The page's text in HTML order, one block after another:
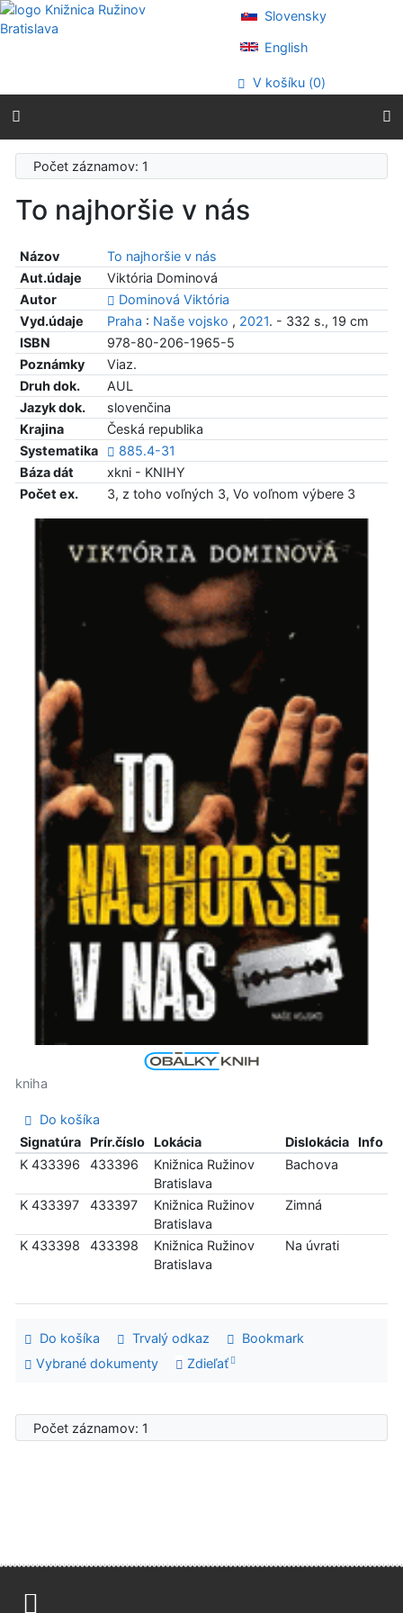
Prejsť na obsah
Prejsť na menu
Prehlásenie o webovej prístupnosti
Slovensky
English
V košíku (0)
Počet záznamov: 1
To najhoršie v nás
Názov
To najhoršie v nás
Aut.údaje
Viktória Dominová
Autor
Dominová Viktória
Vyd.údaje
Praha : Naše vojsko , 2021. - 332 s., 19 cm
ISBN
978-80-206-1965-5
Poznámky
Viaz.
Druh dok.
AUL
Jazyk dok.
slovenčina
Krajina
Česká republika
Systematika
885.4-31
Báza dát
xkni - KNIHY
Počet ex.
3, z toho voľných 3, Vo voľnom výbere 3
kniha
Do košíka
Signatúra
Prír.číslo Lokácia Dislokácia
Info
K 433396
433396
Knižnica Ružinov
Bratislava
Bachova
K 433397 433397
Knižnica Ružinov
Bratislava
Zimná
K 433398 433398
Knižnica Ružinov
Bratislava
Na úvrati
Do košíka Trvalý odkaz
Bookmark
Vybrané dokumenty
Zdieľať
Počet záznamov: 1